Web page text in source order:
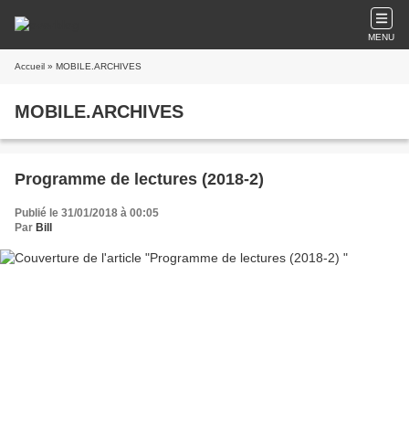
MENU
Accueil » MOBILE.ARCHIVES
MOBILE.ARCHIVES
Programme de lectures (2018-2)
Publié le 31/01/2018 à 00:05
Par Bill